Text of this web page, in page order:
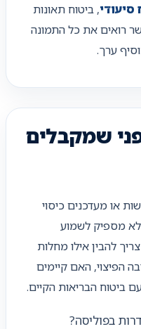
סיעודי, ביטוח תאונות
רואים את כל התמונה
ערך.
שמקבלים
או מעדכנים כיסוי
מספיק לשמוע
להבין אילו מחלות
הפיצוי, האם קיימים
ביטוח הבריאות הקיים.
בפוליסה?